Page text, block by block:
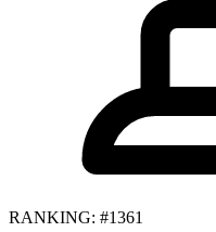
RANKING: #1361